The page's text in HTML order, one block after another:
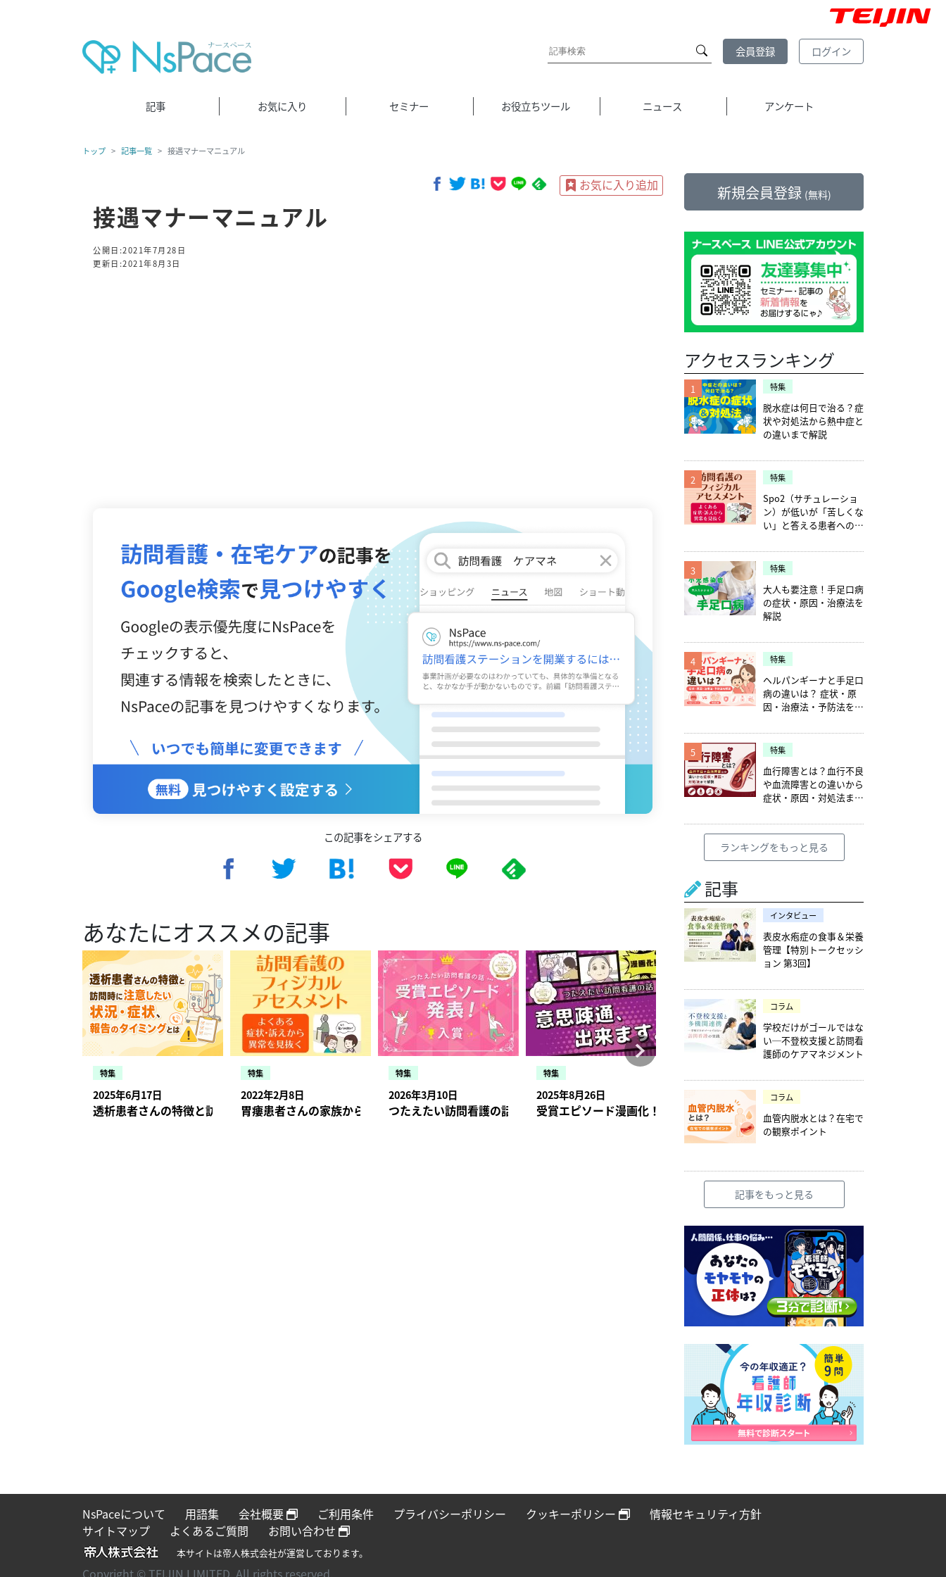
ログイン
会員登録
記事 お気に入り セミナー お役立ちツール ニュース アンケート
トップ 記事一覧 接遇マナーマニュアル
接遇マナーマニュアル
公開日:2021年7月28日
更新日:2021年8月3日
この記事をシェアする
あなたにオススメの記事
特集
2025年6月17日
透析患者さんの特徴と訪問時に注意したい状況・症状、報告のタイミングとは
特集
2022年2月8日
胃瘻患者さんの家族から「口から食べられませんか？」と相談された場合【訪問看護のアセスメント】
特集
2026年3月10日
つたえたい訪問看護の話 受賞エピソード発表！入賞【2026】
特集
2025年8月26日
受賞エピソード漫画化！「意思疎通、出来ます。」前編【つたえたい訪問看護の
2026年4月28日
訪問看護師向け在宅看取り教育プログラム
適切な人材を「選考
新規会員登録 (無料)
アクセスランキング
1 特集
脱水症は何日で治る？症
状や対処法から熱中症と
の違いまで解説
2 特集
Spo2（サチュレーショ
ン）が低いが「苦しくな
い」と答える患者への確
3 特集
大人も要注意！手足口病
の症状・原因・治療法を
解説
4 特集
ヘルパンギーナと手足口
病の違いは？ 症状・原
因・治療法・予防法を解
5 特集
血行障害とは？血行不良
や血流障害との違いから
症状・原因・対処法まで
ランキングをもっと見る
記事
インタビュー
表皮水疱症の食事＆栄養
管理【特別トークセッシ
ョン 第3回】
コラム
学校だけがゴールではな
い─不登校支援と訪問看
護師のケアマネジメント
コラム
血管内脱水とは？在宅で
の観察ポイント
記事をもっと見る
NsPaceについて 用語集 会社概要 ご利用条件 プライバシーポリシー クッキーポリシー
情報セキュリティ方針
サイトマップ
よくあるご質問 お問い合わせ
本サイトは帝人株式会社が運営しております。